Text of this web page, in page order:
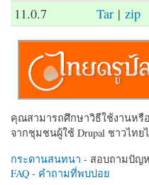
11.0.7 Tar | zip
คุณสามารถศึกษาวิธีใช้งานหรื
จากชุมชนผู้ใช้ Drupal ชาวไทย
กระดานสนทนา - สอบถามปัญห
FAQ - คำถามที่พบบ่อย